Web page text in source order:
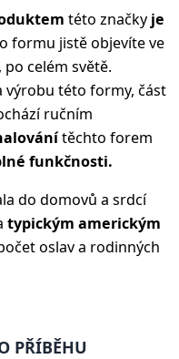
této značky je
formu jistě objevíte ve
celém světě.
výrobu této formy, část
ručním
těchto forem
funkčnosti.
do domovů a srdcí
typickým americkým
oslav a rodinných
PŘÍBĚHU